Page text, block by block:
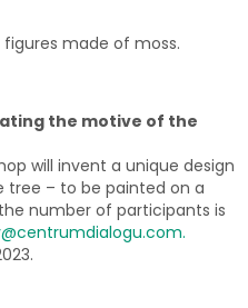
made of moss.
the motive of the
will invent a unique design
tree – to be painted on a
number of participants is
.